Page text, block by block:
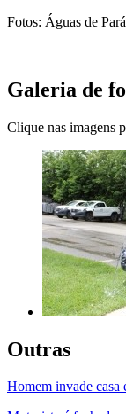
Fotos: Águas de
Galeria de
Clique nas imagens
Outras
Homem invade casa